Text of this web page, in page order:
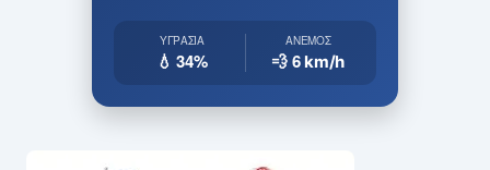
ΥΓΡΑΣΊΑ
💧 34%
ΆΝΕΜΟΣ
💨 6km/h